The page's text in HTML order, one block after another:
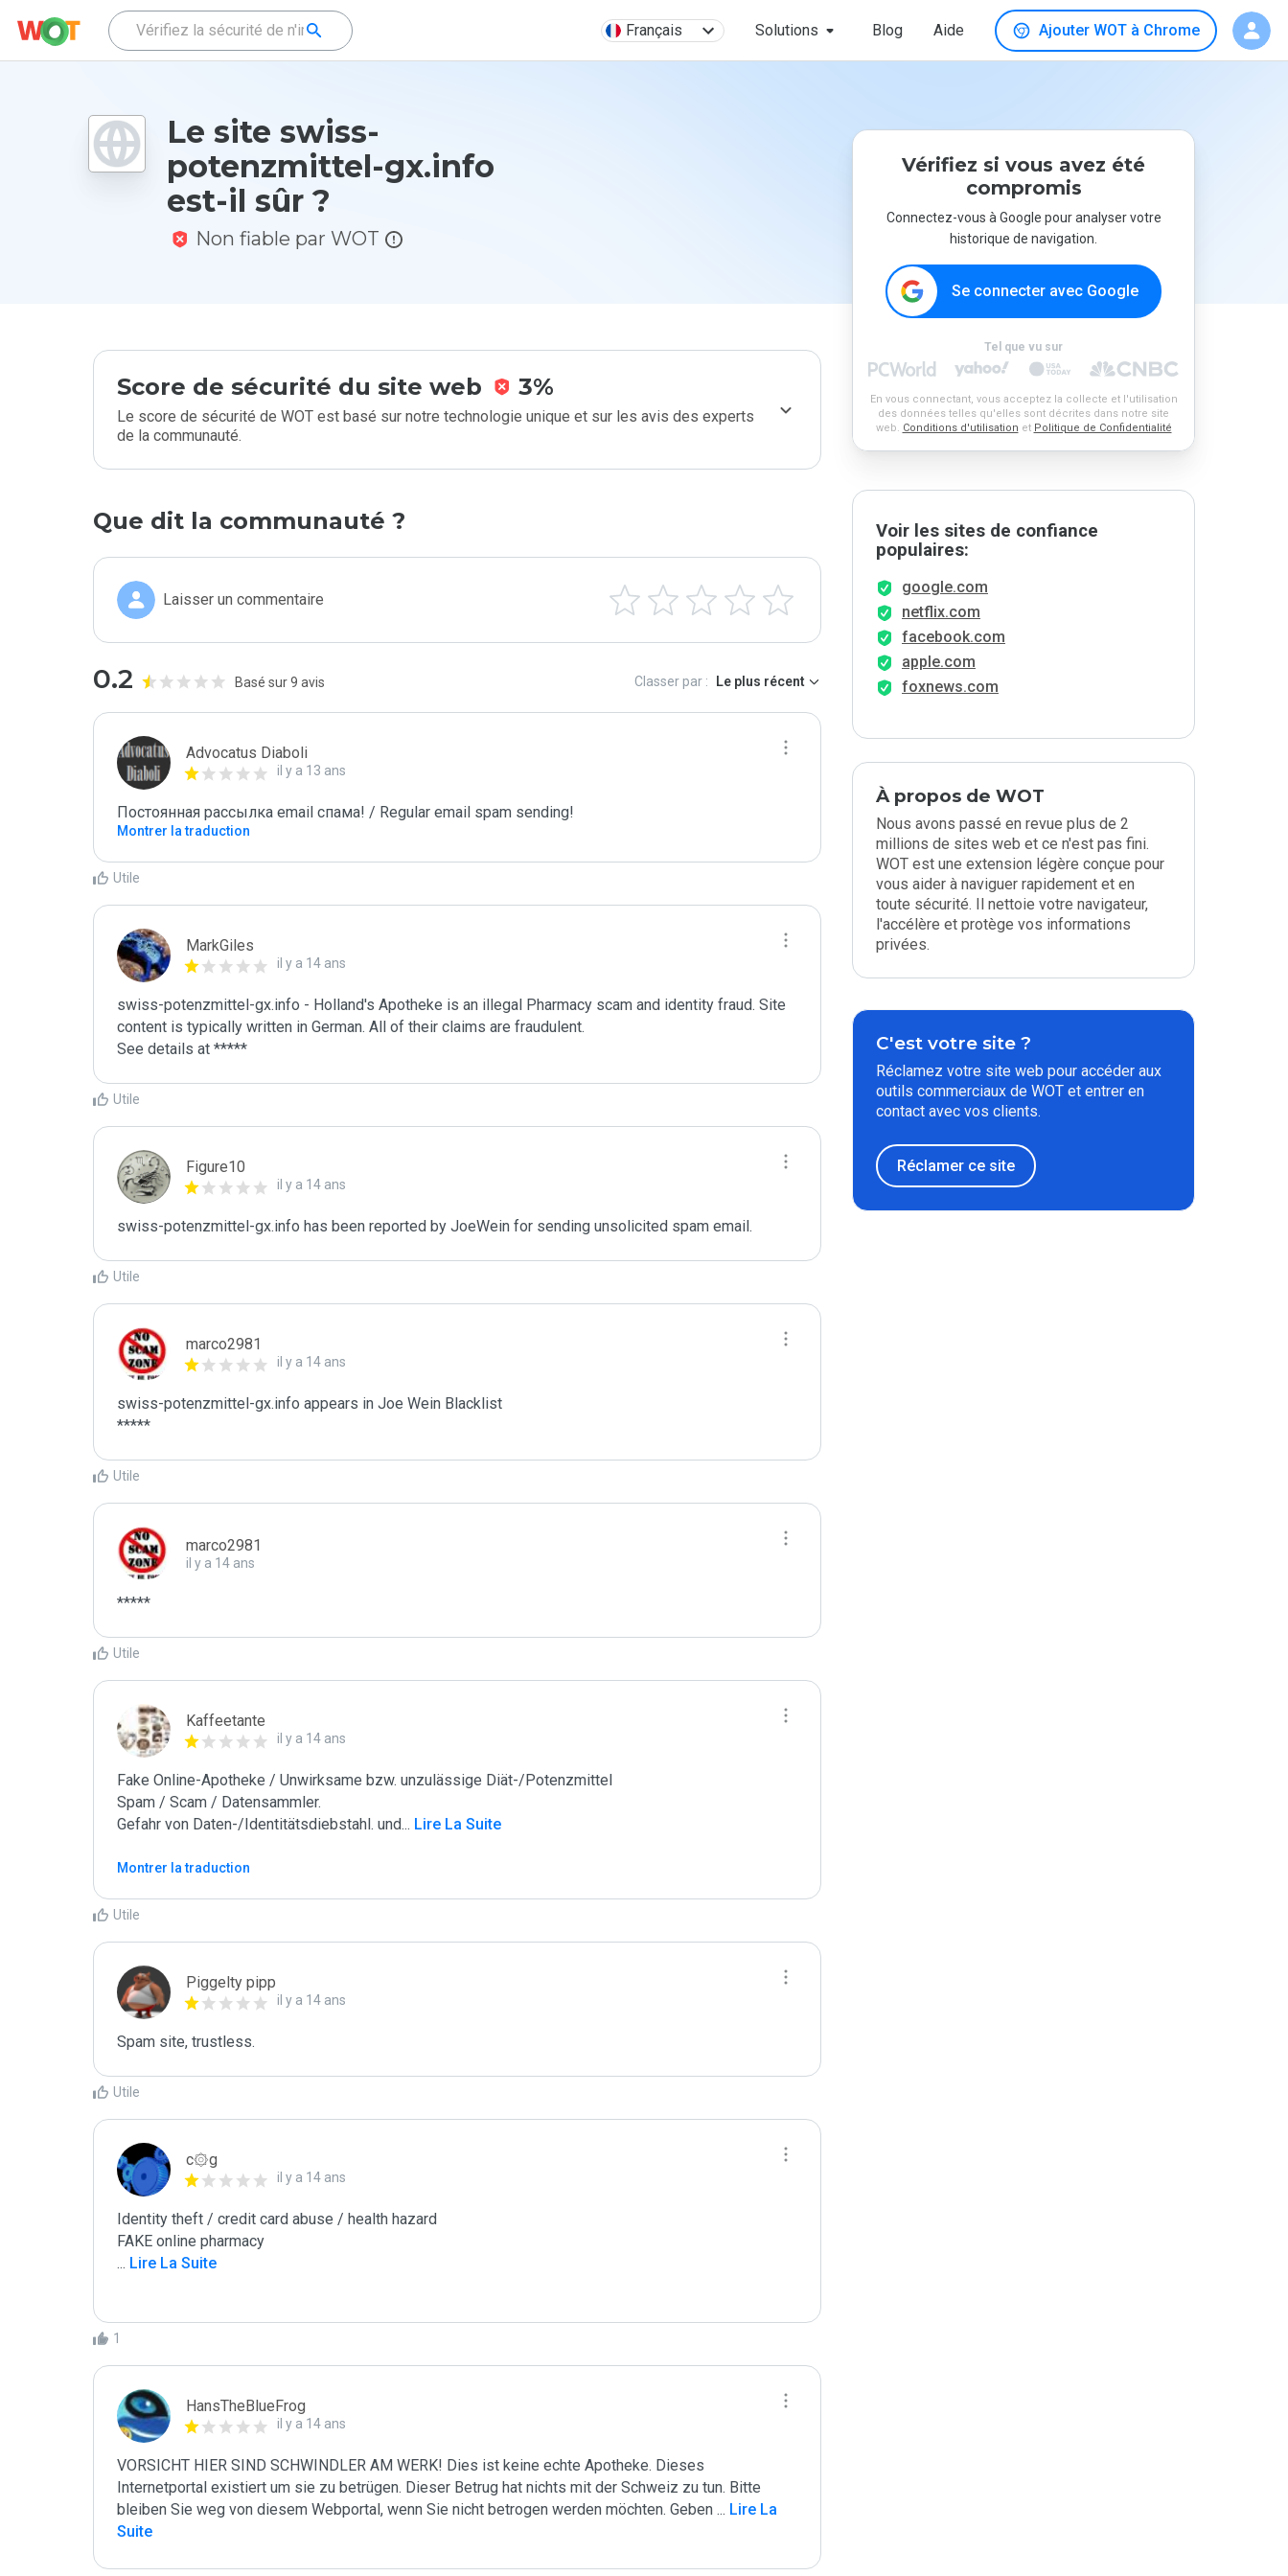
Français Solutions Blog Aide Ajouter WOT à Chrome
Le site swiss-
potenzmittel-gx.info
est-il sûr ?
Non fiable par WOT
Score de sécurité du site web 3%
Le score de sécurité de WOT est basé sur notre technologie unique et sur les avis des experts
de la communauté.
Que dit la communauté ?
Laisser un commentaire
0.2 Basé sur 9 avis Classer par : Le plus récent
Advocatus Diaboli
il y a 13 ans
Постоянная рассылка email спама! / Regular email spam sending!
Montrer la traduction
Utile
MarkGiles
il y a 14 ans
swiss-potenzmittel-gx.info - Holland's Apotheke is an illegal Pharmacy scam and identity fraud. Site
content is typically written in German. All of their claims are fraudulent.
See details at *****
Utile
Figure10
il y a 14 ans
swiss-potenzmittel-gx.info has been reported by JoeWein for sending unsolicited spam email.
Utile
marco2981
il y a 14 ans
swiss-potenzmittel-gx.info appears in Joe Wein Blacklist
*****
Utile
marco2981
il y a 14 ans
*****
Utile
Kaffeetante
il y a 14 ans
Fake Online-Apotheke / Unwirksame bzw. unzulässige Diät-/Potenzmittel
Spam / Scam / Datensammler.
Gefahr von Daten-/Identitätsdiebstahl. und... Lire La Suite
Montrer la traduction
Utile
Piggelty pipp
il y a 14 ans
Spam site, trustless.
Utile
c۞g
il y a 14 ans
Identity theft / credit card abuse / health hazard
... Lire La Suite
1
HansTheBlueFrog
il y a 14 ans
VORSICHT HIER SIND SCHWINDLER AM WERK! Dies ist keine echte Apotheke. Dieses
Internetportal existiert um sie zu betrügen. Dieser Betrug hat nichts mit der Schweiz zu tun. Bitte
bleiben Sie weg von diesem Webportal, wenn Sie nicht betrogen werden möchten. Geben ... Lire La
Suite
Vérifiez si vous avez été
compromis
Connectez-vous à Google pour analyser votre
historique de navigation.
Se connecter avec Google
Tel que vu sur
En vous connectant, vous acceptez la collecte et l'utilisation
des données telles qu'elles sont décrites dans notre site
web. Conditions d'utilisation et Politique de Confidentialité
Voir les sites de confiance
populaires:
google.com
netflix.com
facebook.com
apple.com
foxnews.com
À propos de WOT
Nous avons passé en revue plus de 2
millions de sites web et ce n'est pas fini.
WOT est une extension légère conçue pour
vous aider à naviguer rapidement et en
toute sécurité. Il nettoie votre navigateur,
l'accélère et protège vos informations
privées.
C'est votre site ?
Réclamez votre site web pour accéder aux
outils commerciaux de WOT et entrer en
contact avec vos clients.
Réclamer ce site